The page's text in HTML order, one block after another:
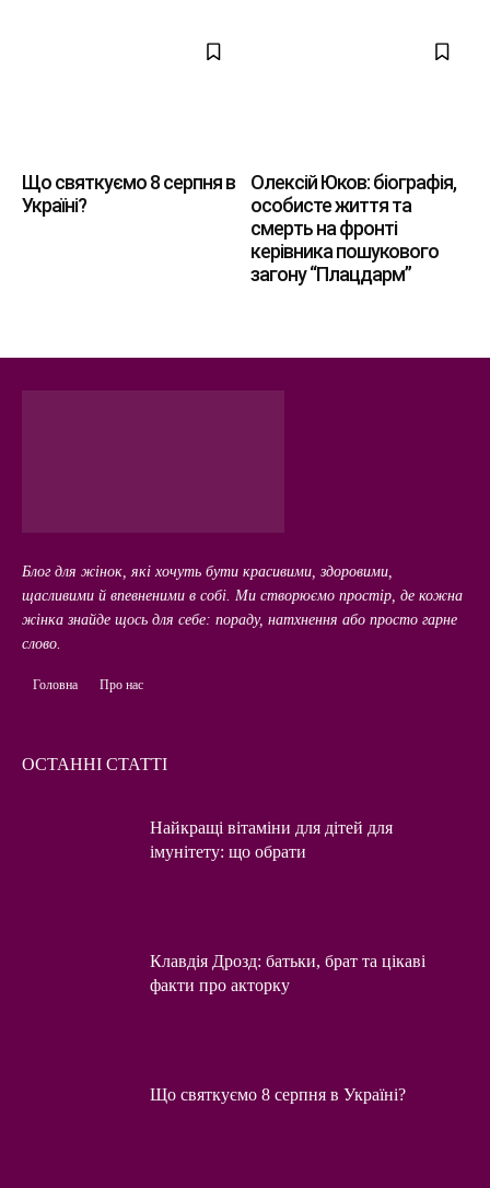
Що святкуємо 8 серпня в
Україні?
Олексій Юков: біографія,
особисте життя та
смерть на фронті
керівника пошукового
загону “Плацдарм”
Блог для жінок, які хочуть бути красивими, здоровими,
щасливими й впевненими в собі. Ми створюємо простір, де кожна
жінка знайде щось для себе: пораду, натхнення або просто гарне
слово.
Головна Про нас
ОСТАННІ СТАТТІ
Найкращі вітаміни для дітей для
імунітету: що обрати
Клавдія Дрозд: батьки, брат та цікаві
факти про акторку
Що святкуємо 8 серпня в Україні?